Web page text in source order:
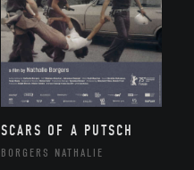
SCARS OF A PUTSCH
BORGERS NATHALIE